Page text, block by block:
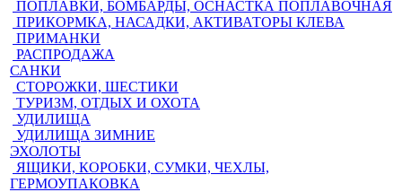
ПОПЛАВКИ, БОМБАРДЫ, ОСНАСТКА ПОПЛАВОЧНАЯ
ПРИКОРМКА, НАСАДКИ, АКТИВАТОРЫ КЛЕВА
ПРИМАНКИ
РАСПРОДАЖА
САНКИ
СТОРОЖКИ, ШЕСТИКИ
ТУРИЗМ, ОТДЫХ И ОХОТА
УДИЛИЩА
УДИЛИЩА ЗИМНИЕ
ЭХОЛОТЫ
ЯЩИКИ, КОРОБКИ, СУМКИ, ЧЕХЛЫ,
ГЕРМОУПАКОВКА